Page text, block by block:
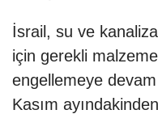
İsrail, su ve
için gerekli
engellemeye
Kasım